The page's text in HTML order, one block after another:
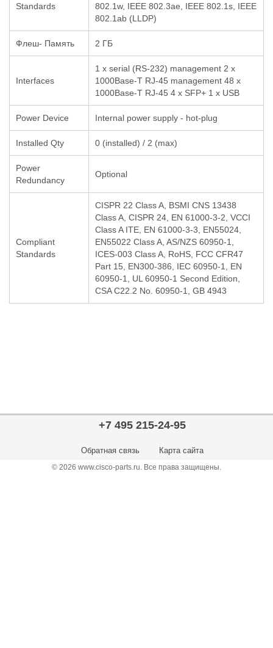
Standards
802.1w, IEEE 802.3ae, IEEE 802.1s, IEEE
802.1ab (LLDP)
Флеш- Память 2 ГБ
Interfaces
1 x serial (RS-232) management 2 x
1000Base-T RJ-45 management 48 x
1000Base-T RJ-45 4 x SFP+ 1 x USB
Power Device Internal power supply - hot-plug
Installed Qty 0 (installed) / 2 (max)
Power
Redundancy
Optional
Compliant
Standards
CISPR 22 Class A, BSMI CNS 13438
Class A, CISPR 24, EN 61000-3-2, VCCI
Class A ITE, EN 61000-3-3, EN55024,
EN55022 Class A, AS/NZS 60950-1,
ICES-003 Class A, RoHS, FCC CFR47
Part 15, EN300-386, IEC 60950-1, EN
60950-1, UL 60950-1 Second Edition,
CSA C22.2 No. 60950-1, GB 4943
+7 495 215-24-95
Обратная связь Карта сайта
© 2026 www.cisco-parts.ru. Все права защищены.